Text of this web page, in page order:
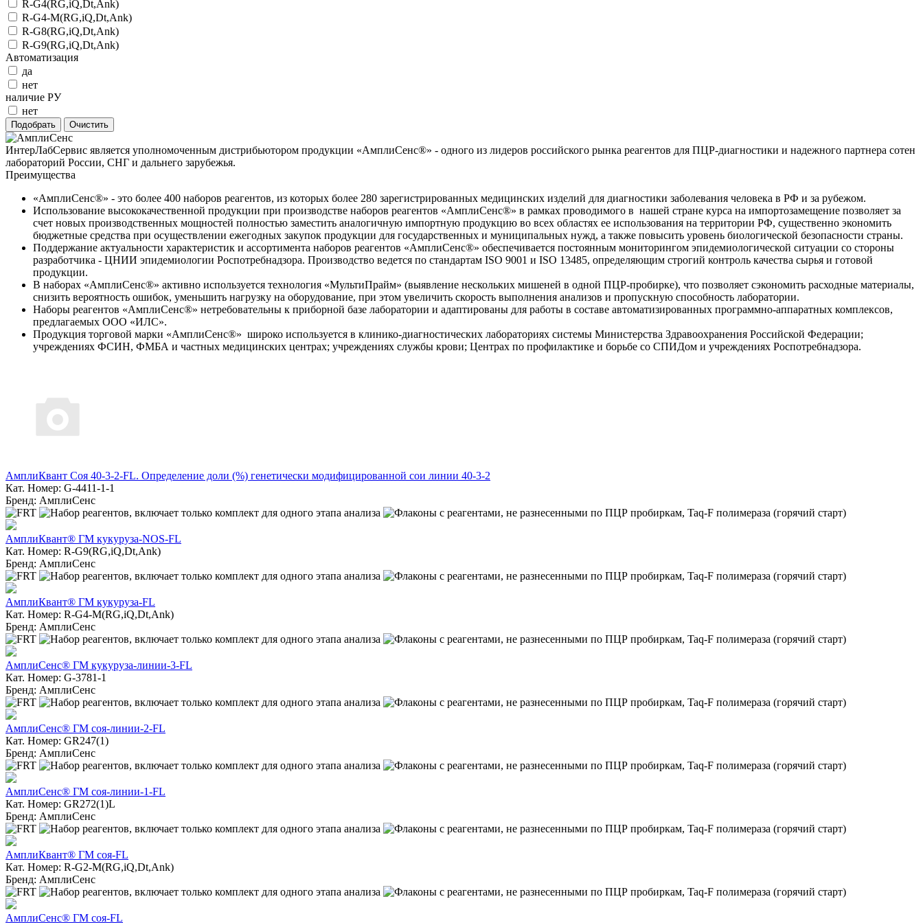
R-G4(RG,iQ,Dt,Ank)
R-G4-M(RG,iQ,Dt,Ank)
R-G8(RG,iQ,Dt,Ank)
R-G9(RG,iQ,Dt,Ank)
Автоматизация
да
нет
наличие РУ
нет
ИнтерЛабСервис является уполномоченным дистрибьютором продукции «АмплиСенс®» - одного из лидеров российского рынка реагентов для ПЦР-диагностики и надежного партнера сотен
лабораторий России, СНГ и дальнего зарубежья.
Преимущества
«АмплиСенс®» - это более 400 наборов реагентов, из которых более 280 зарегистрированных медицинских изделий для диагностики заболевания человека в РФ и за рубежом.
Использование высококачественной продукции при производстве наборов реагентов «АмплиСенс®» в рамках проводимого в нашей стране курса на импортозамещение позволяет за
счет новых производственных мощностей полностью заместить аналогичную импортную продукцию во всех областях ее использования на территории РФ, существенно экономить
бюджетные средства при осуществлении ежегодных закупок продукции для государственных и муниципальных нужд, а также повысить уровень биологической безопасности страны.
Поддержание актуальности характеристик и ассортимента наборов реагентов «АмплиСенс®» обеспечивается постоянным мониторингом эпидемиологической ситуации со стороны
разработчика - ЦНИИ эпидемиологии Роспотребнадзора. Производство ведется по стандартам ISO 9001 и ISO 13485, определяющим строгий контроль качества сырья и готовой
продукции.
В наборах «АмплиСенс®» активно используется технология «МультиПрайм» (выявление нескольких мишеней в одной ПЦР-пробирке), что позволяет сэкономить расходные материалы,
снизить вероятность ошибок, уменьшить нагрузку на оборудование, при этом увеличить скорость выполнения анализов и пропускную способность лаборатории.
Наборы реагентов «АмплиСенс®» нетребовательны к приборной базе лаборатории и адаптированы для работы в составе автоматизированных программно-аппаратных комплексов,
предлагаемых ООО «ИЛС».
Продукция торговой марки «АмплиСенс®» широко используется в клинико-диагностических лабораториях системы Министерства Здравоохранения Российской Федерации;
учреждениях ФСИН, ФМБА и частных медицинских центрах; учреждениях службы крови; Центрах по профилактике и борьбе со СПИДом и учреждениях Роспотребнадзора.
АмплиКвант Соя 40-3-2-FL. Определение доли (%) генетически модифицированной сои линии 40-3-2
Кат. Номер: G-4411-1-1
Бренд: АмплиСенс
АмплиКвант® ГМ кукуруза-NOS-FL
Кат. Номер: R-G9(RG,iQ,Dt,Ank)
Бренд: АмплиСенс
АмплиКвант® ГМ кукуруза-FL
Кат. Номер: R-G4-M(RG,iQ,Dt,Ank)
Бренд: АмплиСенс
АмплиСенс® ГМ кукуруза-линии-3-FL
Кат. Номер: G-3781-1
Бренд: АмплиСенс
АмплиСенс® ГМ соя-линии-2-FL
Кат. Номер: GR247(1)
Бренд: АмплиСенс
АмплиСенс® ГМ соя-линии-1-FL
Кат. Номер: GR272(1)L
Бренд: АмплиСенс
АмплиКвант® ГМ соя-FL
Кат. Номер: R-G2-M(RG,iQ,Dt,Ank)
Бренд: АмплиСенс
АмплиСенс® ГМ соя-FL